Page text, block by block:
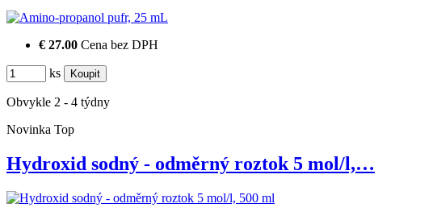
€ 27.00 Cena bez DPH
ks
Obvykle 2 - 4 týdny
Novinka Top
Hydroxid sodný - odměrný roztok 5 mol/l,…